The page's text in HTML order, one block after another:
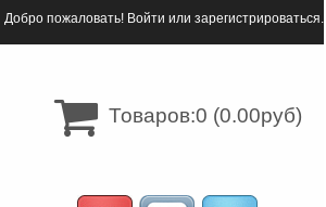
Добро пожаловать! Войти или зарегистрироваться.
Товаров:0 (0.00руб)